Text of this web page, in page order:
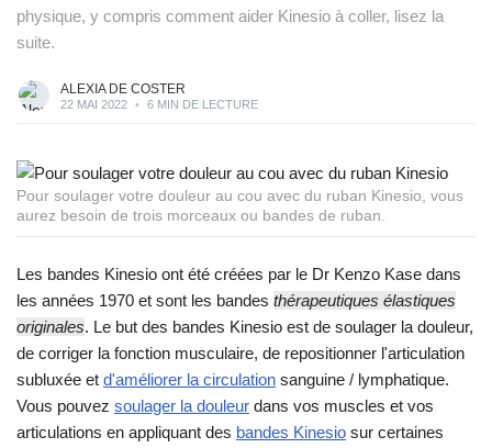
physique, y compris comment aider Kinesio à coller, lisez la
suite.
ALEXIA DE COSTER
22 MAI 2022 • 6 MIN DE LECTURE
Pour soulager votre douleur au cou avec du ruban Kinesio, vous
aurez besoin de trois morceaux ou bandes de ruban.
Les bandes Kinesio ont été créées par le Dr Kenzo Kase dans
les années 1970 et sont les bandes thérapeutiques élastiques
originales. Le but des bandes Kinesio est de soulager la douleur,
de corriger la fonction musculaire, de repositionner l'articulation
subluxée et d'améliorer la circulation sanguine / lymphatique.
Vous pouvez soulager la douleur dans vos muscles et vos
articulations en appliquant des bandes Kinesio sur certaines